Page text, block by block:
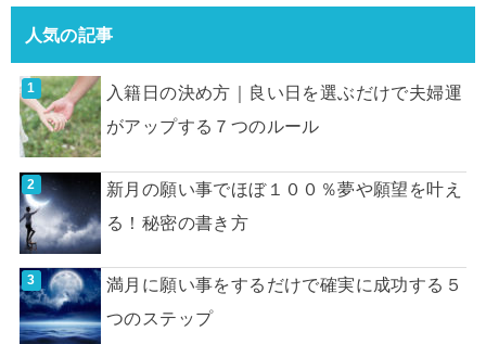
人気の記事
入籍日の決め方｜良い日を選ぶだけで夫婦運
がアップする７つのルール
新月の願い事でほぼ１００％夢や願望を叶え
る！秘密の書き方
満月に願い事をするだけで確実に成功する５
つのステップ